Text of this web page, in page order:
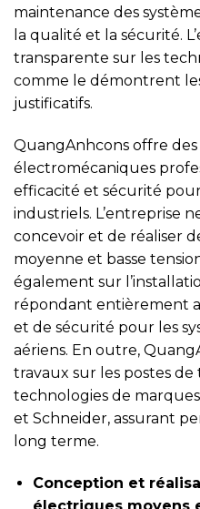
maintenance des
la qualité et la sécurité.
transparente sur les
comme le démontrent
justificatifs.
QuangAnhcons offre des
électromécaniques
efficacité et sécurité
industriels. L’entreprise
concevoir et de réaliser
moyenne et basse
également sur
répondant entièrement
et de sécurité pour les
aériens. En outre,
travaux sur les postes
technologies de
et Schneider, assurant
long terme.
Conception et
électriques moyens